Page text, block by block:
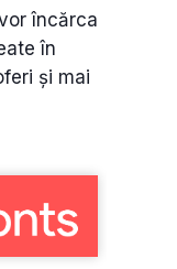
încărca
în
și mai